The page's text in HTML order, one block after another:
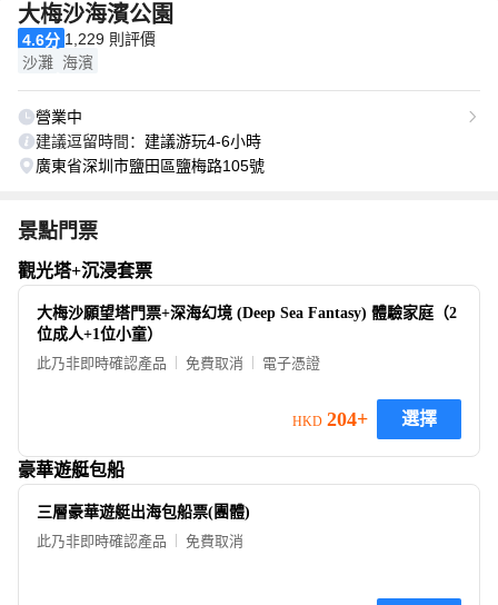
大梅沙海濱公園
4.6分 1,229 則評價
沙灘 海濱
營業中
建議逗留時間： 建議游玩4-6小時
廣東省深圳市鹽田區鹽梅路105號
景點門票
觀光塔+沉浸套票
大梅沙願望塔門票+深海幻境 (Deep Sea Fantasy) 體驗家庭（2
位成人+1位小童）
此乃非即時確認產品
免費取消 電子憑證
HKD 204+ 選擇
豪華遊艇包船
三層豪華遊艇出海包船票(團體)
此乃非即時確認產品
免費取消